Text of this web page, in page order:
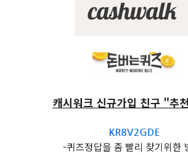
캐시워크 신규가입 친구 "추
KR8V2GDE
-퀴즈정답을 좀 빨리 찾기위한